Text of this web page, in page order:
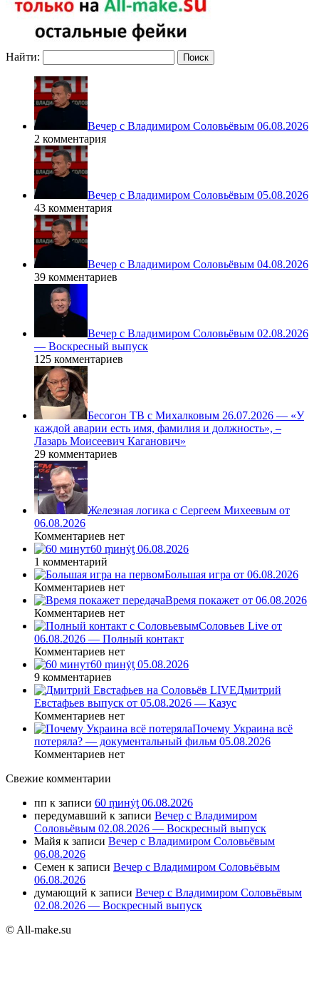
Найти:
Вечер с Владимиром Соловьёвым 06.08.2026
2 комментария
Вечер с Владимиром Соловьёвым 05.08.2026
43 комментария
Вечер с Владимиром Соловьёвым 04.08.2026
39 комментариев
Вечер с Владимиром Соловьёвым 02.08.2026
— Воскресный выпуск
125 комментариев
Бесогон ТВ с Михалковым 26.07.2026 — «У
каждой аварии есть имя, фамилия и должность», –
Лазарь Моисеевич Каганович»
29 комментариев
Железная логика с Сергеем Михеевым от
06.08.2026
Комментариев нет
60 ṃинẏƫ 06.08.2026
1 комментарий
Большая игра от 06.08.2026
Комментариев нет
Время покажет от 06.08.2026
Комментариев нет
Соловьев Live от
06.08.2026 — Полный контакт
Комментариев нет
60 ṃинẏƫ 05.08.2026
9 комментариев
Дмитрий
Евстафьев выпуск от 05.08.2026 — Казус
Комментариев нет
Почему Украина всё
потеряла? — документальный фильм 05.08.2026
Комментариев нет
Свежие комментарии
пп к записи 60 ṃинẏƫ 06.08.2026
передумавший к записи Вечер с Владимиром
Соловьёвым 02.08.2026 — Воскресный выпуск
Майя к записи Вечер с Владимиром Соловьёвым
06.08.2026
Семен к записи Вечер с Владимиром Соловьёвым
06.08.2026
думающий к записи Вечер с Владимиром Соловьёвым
02.08.2026 — Воскресный выпуск
© All-make.su